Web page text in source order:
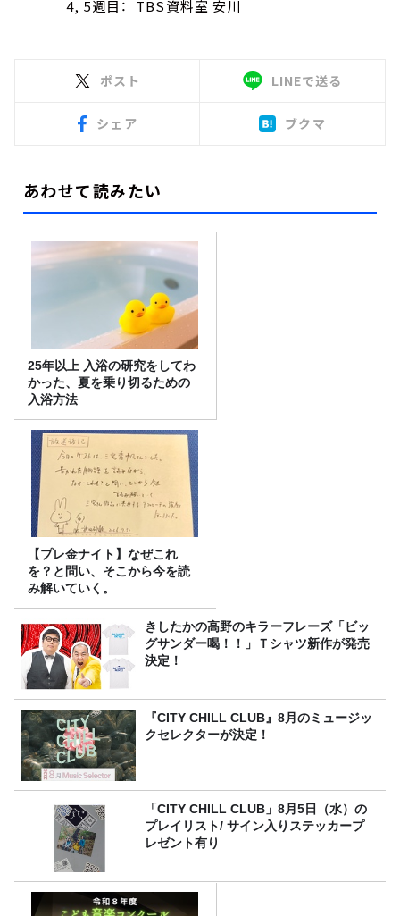
4, 5週目： TBS資料室 安川
ポスト LINEで送る
シェア ブクマ
あわせて読みたい
25年以上 入浴の研究をしてわ
かった、夏を乗り切るための
入浴方法
【プレ金ナイト】なぜこれ
を？と問い、そこから今を読
み解いていく。
きしたかの高野のキラーフレーズ「ビッ
グサンダー喝！！」Ｔシャツ新作が発売
決定！
『CITY CHILL CLUB』8月のミュージッ
クセレクターが決定！
「CITY CHILL CLUB」8月5日（水）の
プレイリスト/ サイン入りステッカープ
レゼント有り